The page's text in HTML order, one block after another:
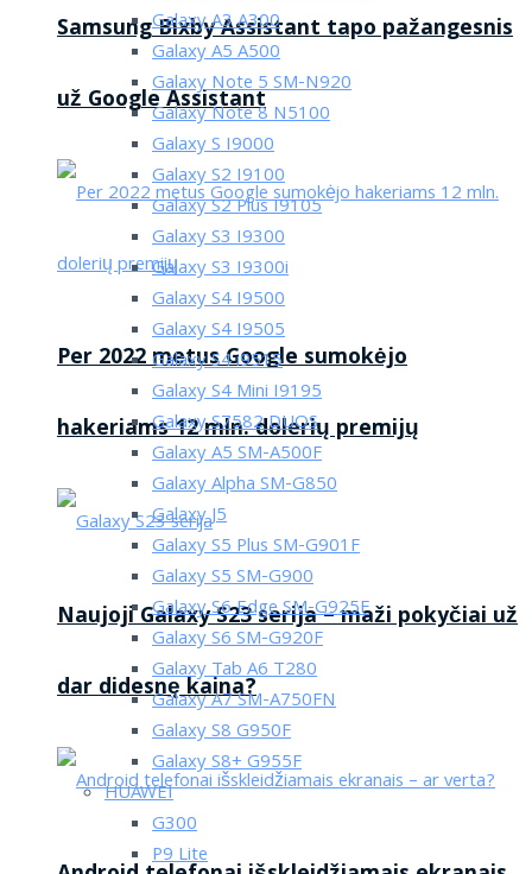
Samsung Bixby Assistant tapo pažangesnis
už Google Assistant
Per 2022 metus Google sumokėjo
hakeriams 12 mln. dolerių premijų
Naujoji Galaxy S23 serija – maži pokyčiai už
dar didesnę kaina?
Galaxy A3 A300
Galaxy A5 A500
Galaxy Note 5 SM-N920
Galaxy Note 8 N5100
Galaxy S I9000
Galaxy S2 I9100
Galaxy S2 Plus I9105
Galaxy S3 I9300
Galaxy S3 I9300i
Galaxy S4 I9500
Galaxy S4 I9505
Galaxy S4 i9515
Galaxy S4 Mini I9195
Galaxy S7582 DUOS
Galaxy A5 SM-A500F
Galaxy Alpha SM-G850
Galaxy J5
Galaxy S5 Plus SM-G901F
Galaxy S5 SM-G900
Galaxy S6 Edge SM-G925F
Galaxy S6 SM-G920F
Galaxy Tab A6 T280
Galaxy A7 SM-A750FN
Galaxy S8 G950F
Galaxy S8+ G955F
HUAWEI
G300
P9 Lite